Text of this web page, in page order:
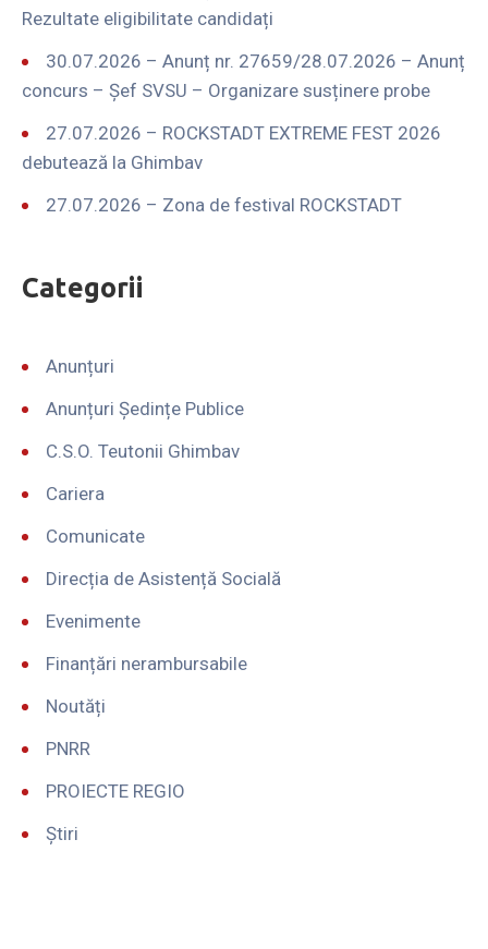
Rezultate eligibilitate candidați
30.07.2026 – Anunț nr. 27659/28.07.2026 – Anunț
concurs – Șef SVSU – Organizare susținere probe
27.07.2026 – ROCKSTADT EXTREME FEST 2026
debutează la Ghimbav
27.07.2026 – Zona de festival ROCKSTADT
Categorii
Anunțuri
Anunțuri Ședințe Publice
C.S.O. Teutonii Ghimbav
Cariera
Comunicate
Direcția de Asistență Socială
Evenimente
Finanțări nerambursabile
Noutăți
PNRR
PROIECTE REGIO
Știri